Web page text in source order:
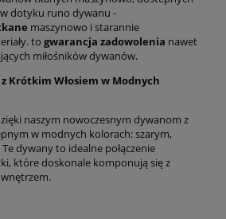
w dotyku runo dywanu -
maszynowo i starannie
to gwarancja zadowolenia nawet
miłośników dywanów.
Krótkim Włosiem w Modnych
naszym nowoczesnym dywanom z
w modnych kolorach: szarym,
dywany to idealne połączenie
które doskonale komponują się z